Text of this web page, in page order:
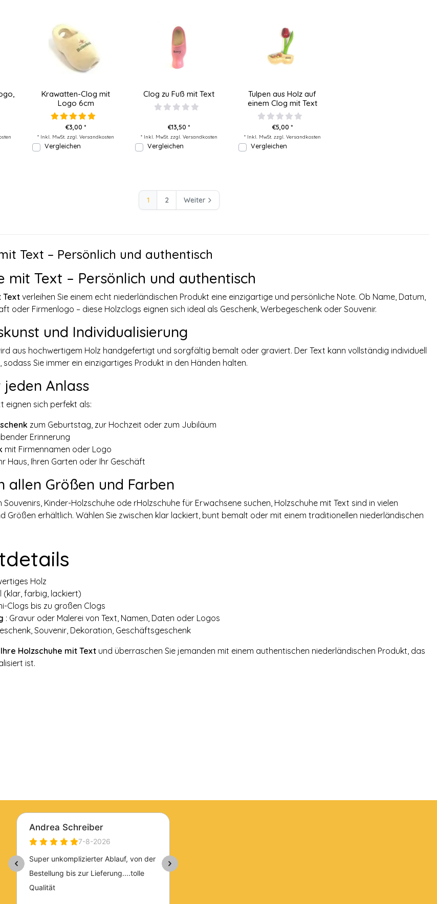
Krawatten-Clog mit
Logo 6cm
€3,00 *
* Inkl. MwSt. zzgl.Versandkosten
Vergleichen
Clog zu Fuß mit Text
€13,50 *
* Inkl. MwSt. zzgl. Versandkosten
Vergleichen
Tulpen aus Holz auf
einem Clog mit Text
€5,00 *
* Inkl. MwSt. zzgl. Versandkosten
Vergleichen
1 2 Weiter
Text – Persönlich und authentisch
mit Text – Persönlich und authentisch
Textverleihen Sie einem echt niederländischen Produkt eine einzigartige und persönliche Note. Ob Name, Datum,
oder Firmenlogo – diese Holzclogs eignen sich ideal als Geschenk, Werbegeschenk oder Souvenir.
und Individualisierung
aus hochwertigem Holz handgefertigt und sorgfältig bemalt oder graviert. Der Text kann vollständig individuell
Sie immer ein einzigartiges Produkt in den Händen halten.
Anlass
eignen sich perfekt als:
zum Geburtstag, zur Hochzeit oder zum Jubiläum
Erinnerung
mit Firmennamen oder Logo
Haus, Ihren Garten oder Ihr Geschäft
allen Größen und Farben
Souvenirs, Kinder-Holzschuhe ode rHolzschuhe für Erwachsene suchen, Holzschuhe mit Text sind in vielen
Größen erhältlich. Wählen Sie zwischen klar lackiert, bunt bemalt oder mit einem traditionellen niederländischen
Holz
(klar, farbig, lackiert)
Clogs bis zu großen Clogs
: Gravur oder Malerei von Text, Namen, Daten oder Logos
Souvenir, Dekoration, Geschäftsgeschenk
Holzschuhe mit Text und überraschen Sie jemanden mit einem authentischen niederländischen Produkt, das
ist.